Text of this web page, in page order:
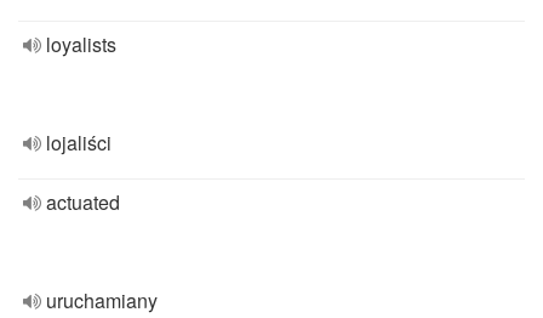
loyalists
lojaliści
actuated
uruchamiany